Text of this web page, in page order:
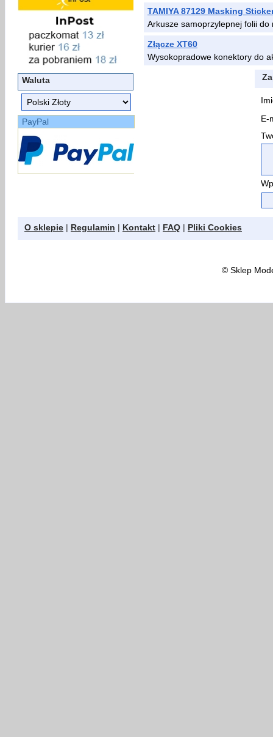
Waluta
PayPal
TAMIYA 87129 Masking
Arkusze samoprzylepnej folii do
Złącze XT60
Wysokopradowe konektory do
E-
O sklepie | Regulamin | Kontakt | FAQ | Pliki Cookies
©Sklep